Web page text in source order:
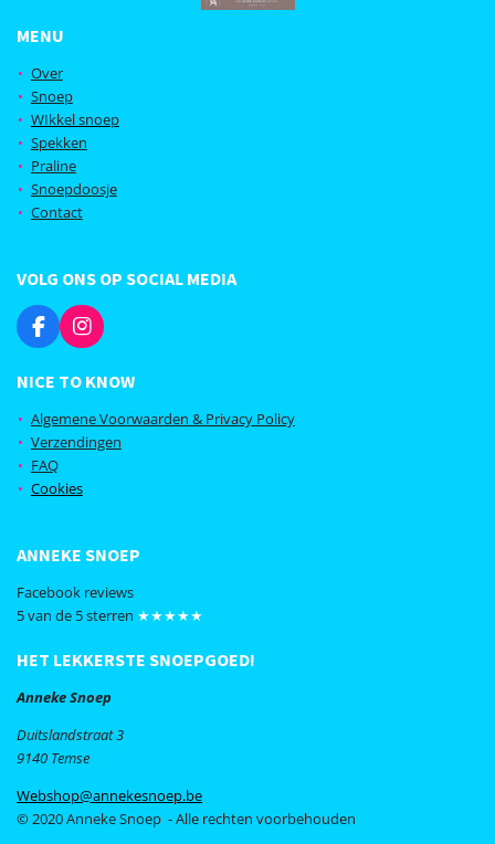
MENU
Over
Snoep
WIkkel snoep
Spekken
Praline
Snoepdoosje
Contact
VOLG ONS OP SOCIAL MEDIA
F
a
c
e
b
o
o
k
I
n
s
a
g
r
m
NICE TO KNOW
Algemene Voorwaarden & Privacy Policy
Verzendingen
FAQ
Cookies
ANNEKE SNOEP
Facebook reviews
5 van de 5 sterren ★★★★★
HET LEKKERSTE SNOEPGOED!
Anneke Snoep
Duitslandstraat 3
9140 Temse
Webshop@annekesnoep.be
© 2020 Anneke Snoep - Alle rechten voorbehouden